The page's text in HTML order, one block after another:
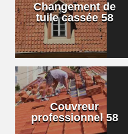
Changement de
tuile cassée 58
Couvreur
professionnel 58